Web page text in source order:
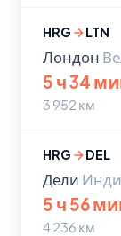
HRG LTN
Лондон
5 ч 34
3 952 км
HRG DEL
Дели
5 ч 56
4 236 км